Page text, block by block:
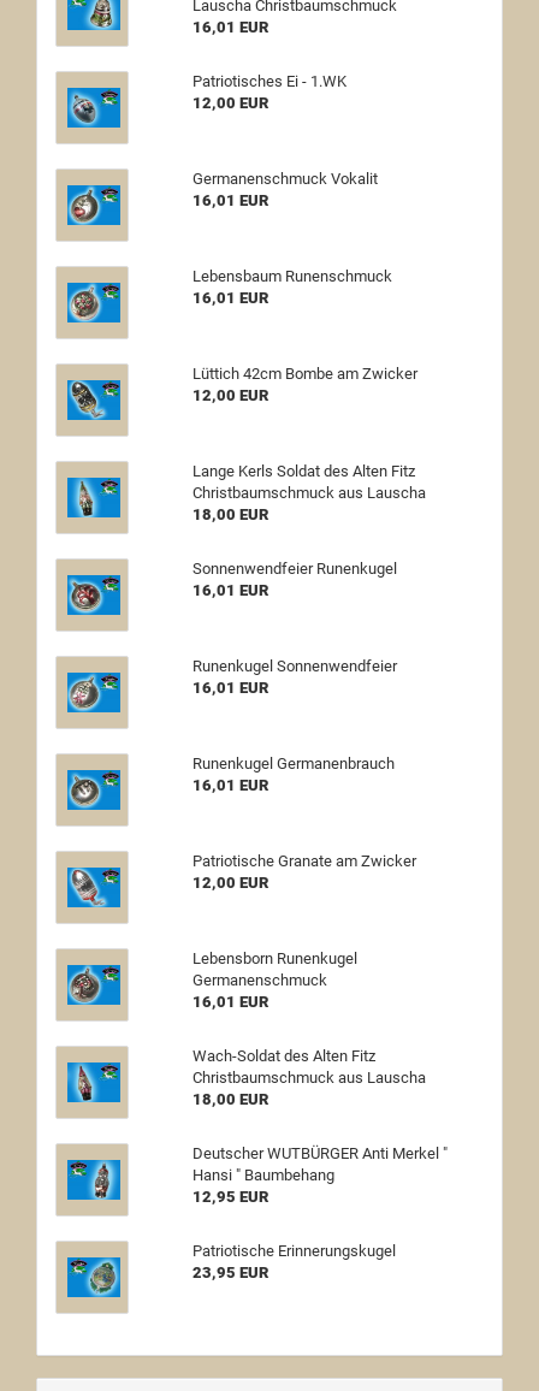
Lauscha Christbaumschmuck
16,01 EUR
Patriotisches Ei - 1.WK
12,00 EUR
Germanenschmuck Vokalit
16,01 EUR
Lebensbaum Runenschmuck
16,01 EUR
Lüttich 42cm Bombe am Zwicker
12,00 EUR
Lange Kerls Soldat des Alten Fitz
Christbaumschmuck aus Lauscha
18,00 EUR
Sonnenwendfeier Runenkugel
16,01 EUR
Runenkugel Sonnenwendfeier
16,01 EUR
Runenkugel Germanenbrauch
16,01 EUR
Patriotische Granate am Zwicker
12,00 EUR
Lebensborn Runenkugel
Germanenschmuck
16,01 EUR
Wach-Soldat des Alten Fitz
Christbaumschmuck aus Lauscha
18,00 EUR
Deutscher WUTBÜRGER Anti Merkel "
Hansi " Baumbehang
12,95 EUR
Patriotische Erinnerungskugel
23,95 EUR